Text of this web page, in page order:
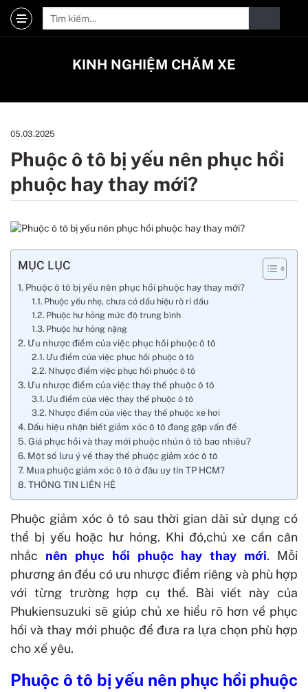
KINH NGHIỆM CHĂM XE
05.03.2025
Phuộc ô tô bị yếu nên phục hồi
phuộc hay thay mới?
MỤC LỤC
Phuộc ô tô bị yếu nên phục hồi phuộc hay thay mới?
Phuộc yếu nhẹ, chưa có dấu hiệu rò rỉ dầu
Phuộc hư hỏng mức độ trung bình
Phuộc hư hỏng nặng
Ưu nhược điểm của việc phục hồi phuộc ô tô
Ưu điểm của việc phục hồi phuộc ô tô
Nhược điểm việc phục hồi phuộc ô tô
Ưu nhược điểm của việc thay thế phuộc ô tô
Ưu điểm của việc thay thế phuộc ô tô
Nhược điểm của việc thay thế phuộc xe hơi
Dấu hiệu nhận biết giảm xóc ô tô đang gặp vấn đề
Giá phục hồi và thay mới phuộc nhún ô tô bao nhiêu?
Một số lưu ý về thay thế phuộc giảm xóc ô tô
Mua phuộc giảm xóc ô tô ở đâu uy tín TP HCM?
THÔNG TIN LIÊN HỆ
Phuộc giảm xóc ô tô sau thời gian dài sử dụng có
thể bị yếu hoặc hư hỏng. Khi đó,chủ xe cần cân
nhắc nên phục hồi phuộc hay thay mới. Mỗi
phương án đều có ưu nhược điểm riêng và phù hợp
với từng trường hợp cụ thể. Bài viết này của
Phukiensuzuki sẽ giúp chủ xe hiểu rõ hơn về phục
hồi và thay mới phuộc để đưa ra lựa chọn phù hợp
cho xế yêu.
Phuộc ô tô bị yếu nên phục hồi phuộc